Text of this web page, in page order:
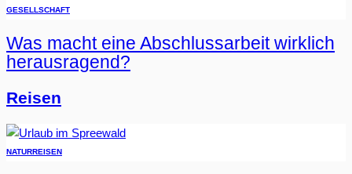
GESELLSCHAFT
Was macht eine Abschlussarbeit wirklich
herausragend?
Reisen
NATURREISEN